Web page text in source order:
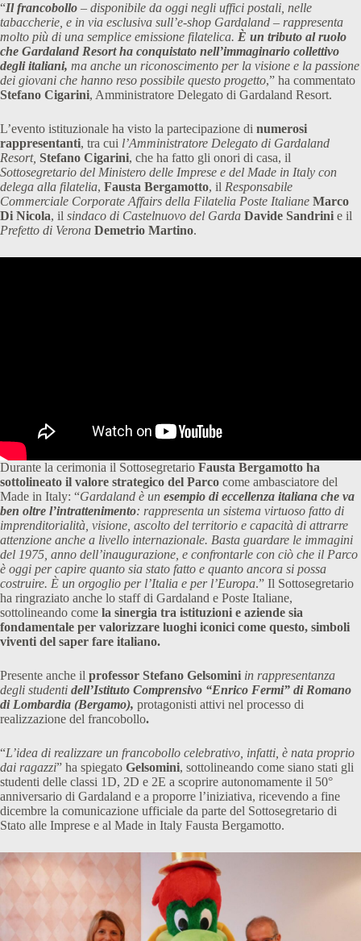
“Il francobollo – disponibile da oggi negli uffici postali, nelle
tabaccherie, e in via esclusiva sull’e-shop Gardaland – rappresenta
molto più di una semplice emissione filatelica. È un tributo al ruolo
che Gardaland Resort ha conquistato nell’immaginario collettivo
degli italiani, ma anche un riconoscimento per la visione e la passione
dei giovani che hanno reso possibile questo progetto,” ha commentato
Stefano Cigarini, Amministratore Delegato di Gardaland Resort.
L’evento istituzionale ha visto la partecipazione di numerosi
rappresentanti, tra cui l’Amministratore Delegato di Gardaland
Resort, Stefano Cigarini, che ha fatto gli onori di casa, il
Sottosegretario del Ministero delle Imprese e del Made in Italy con
delega alla filatelia, Fausta Bergamotto, il Responsabile
Commerciale Corporate Affairs della Filatelia Poste Italiane Marco
Di Nicola, il sindaco di Castelnuovo del Garda Davide Sandrini e il
Prefetto di Verona Demetrio Martino.
Durante la cerimonia il Sottosegretario Fausta Bergamotto ha
sottolineato il valore strategico del Parco come ambasciatore del
Made in Italy: “Gardaland è un esempio di eccellenza italiana che va
ben oltre l’intrattenimento: rappresenta un sistema virtuoso fatto di
imprenditorialità, visione, ascolto del territorio e capacità di attrarre
attenzione anche a livello internazionale. Basta guardare le immagini
del 1975, anno dell’inaugurazione, e confrontarle con ciò che il Parco
è oggi per capire quanto sia stato fatto e quanto ancora si possa
costruire. È un orgoglio per l’Italia e per l’Europa.” Il Sottosegretario
ha ringraziato anche lo staff di Gardaland e Poste Italiane,
sottolineando come la sinergia tra istituzioni e aziende sia
fondamentale per valorizzare luoghi iconici come questo, simboli
viventi del saper fare italiano.
Presente anche il professor Stefano Gelsomini in rappresentanza
degli studenti dell’Istituto Comprensivo “Enrico Fermi” di Romano
di Lombardia (Bergamo), protagonisti attivi nel processo di
realizzazione del francobollo.
“L’idea di realizzare un francobollo celebrativo, infatti, è nata proprio
dai ragazzi” ha spiegato Gelsomini, sottolineando come siano stati gli
studenti delle classi 1D, 2D e 2E a scoprire autonomamente il 50°
anniversario di Gardaland e a proporre l’iniziativa, ricevendo a fine
dicembre la comunicazione ufficiale da parte del Sottosegretario di
Stato alle Imprese e al Made in Italy Fausta Bergamotto.